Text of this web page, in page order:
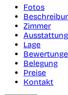
Fotos
Zimmer
Ausstattung
Lage
Belegung
Preise
Kontakt